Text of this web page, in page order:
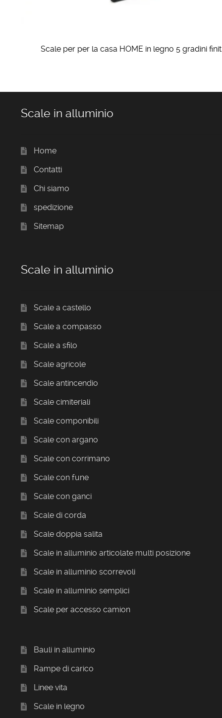
Scale per per la casa HOME in legno 5 gradini
Scale in alluminio
Home
Contatti
Chi siamo
spedizione
Sitemap
Scale in alluminio
Scale a castello
Scale a compasso
Scale a sfilo
Scale agricole
Scale antincendio
Scale cimiteriali
Scale componibili
Scale con argano
Scale con corrimano
Scale con fune
Scale con ganci
Scale di corda
Scale doppia salita
Scale in alluminio articolate multi posizione
Scale in alluminio scorrevoli
Scale in alluminio semplici
Scale per accesso camion
Bauli in alluminio
Rampe di carico
Linee vita
Scale in legno